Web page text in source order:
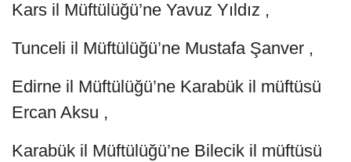
Kars il Müftülüğü’ne Yavuz Yıldız ,
Tunceli il Müftülüğü’ne Mustafa Şanver ,
Edirne il Müftülüğü’ne Karabük il müftüsü
Ercan Aksu ,
Karabük il Müftülüğü’ne Bilecik il müftüsü